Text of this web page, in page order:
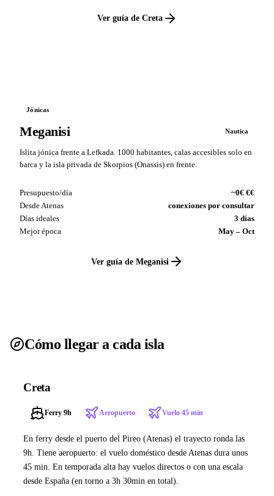
Ver guía de Creta
Jónicas
Meganisi Nautica
Islita jónica frente a Lefkada. 1000 habitantes, calas accesibles solo en
barca y la isla privada de Skorpios (Onassis) en frente.
Presupuesto/día
~0€ €€
Desde Atenas
conexiones por consultar
Días ideales
3 días
Mejor época
May – Oct
Ver guía de Meganisi
Cómo llegar a cada isla
Creta
Ferry 9h Aeropuerto Vuelo 45 min
En ferry desde el puerto del Pireo (Atenas) el trayecto ronda las
9h. Tiene aeropuerto: el vuelo doméstico desde Atenas dura unos
45 min. En temporada alta hay vuelos directos o con una escala
desde España (en torno a 3h 30min en total).